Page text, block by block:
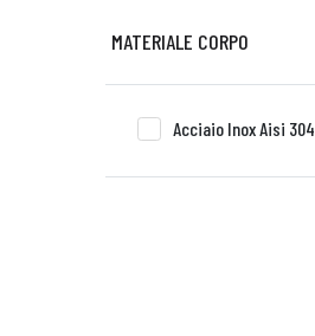
MATERIALE CORPO
Acciaio Inox Aisi 304